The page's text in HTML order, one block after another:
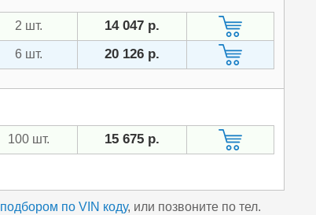
2 шт. 14 047 р.
6 шт. 20 126 р.
100 шт. 15 675 р.
подбором по VIN коду, или позвоните по тел.